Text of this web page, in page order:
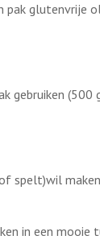
glutenvrije
gebruiken
spelt)wil
in een